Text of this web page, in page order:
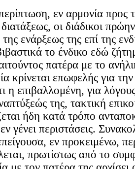
εν αρμονία προς
οι διάδικοι
ενάρξεως της επί της
το ένδικο εδώ
πατέρα με το
κρίνεται επωφελής για
η επιβαλλομένη, για
της, τακτική
ήδη κατά τρόπο
εν γένει περιστάσεις.
εν προκειμένω,
πρωτίστως από το